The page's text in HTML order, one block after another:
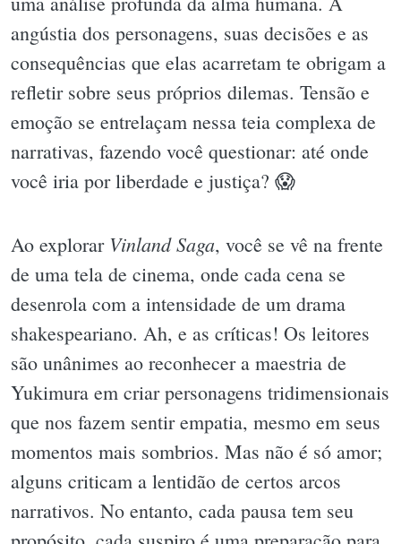
angústia dos personagens, suas decisões e as
consequências que elas acarretam te obrigam a
refletir sobre seus próprios dilemas. Tensão e
emoção se entrelaçam nessa teia complexa de
narrativas, fazendo você questionar: até onde
você iria por liberdade e justiça? 😱
Ao explorar Vinland Saga, você se vê na frente
de uma tela de cinema, onde cada cena se
desenrola com a intensidade de um drama
shakespeariano. Ah, e as críticas! Os leitores
são unânimes ao reconhecer a maestria de
Yukimura em criar personagens tridimensionais
que nos fazem sentir empatia, mesmo em seus
momentos mais sombrios. Mas não é só amor;
alguns criticam a lentidão de certos arcos
narrativos. No entanto, cada pausa tem seu